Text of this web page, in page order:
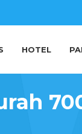
HOTEL